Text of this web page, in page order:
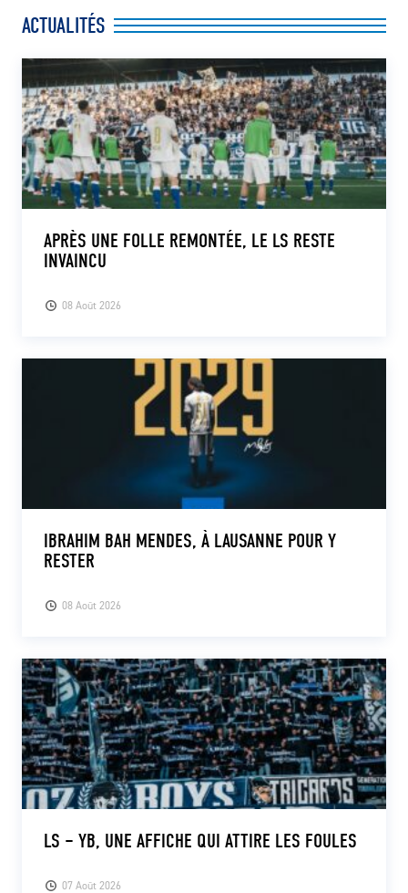
ACTUALITÉS
08 Août 2026
APRÈS UNE FOLLE REMONTÉE, LE LS RESTE
INVAINCU
08 Août 2026
IBRAHIM BAH MENDES, À LAUSANNE POUR Y
RESTER
07 Août 2026
LS – YB, UNE AFFICHE QUI ATTIRE LES FOULES